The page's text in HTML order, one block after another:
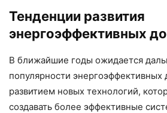
Тенденции развития
энергоэффективных
В ближайшие годы ожидается
популярности энергоэффективных
развитием новых технологий,
создавать более эффективные